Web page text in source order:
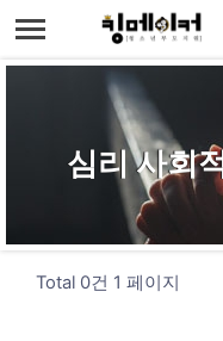
심리 사회
Total 0건 1 페이지